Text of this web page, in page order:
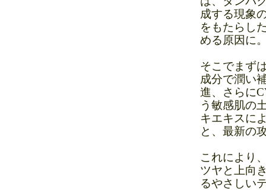
成する現象
をもたらし
める原因に
そこでまず
成分で潤い
進、さらに
う敏感肌の
キエキスに
と、最新の
これにより
ツヤと上向
るやさしい